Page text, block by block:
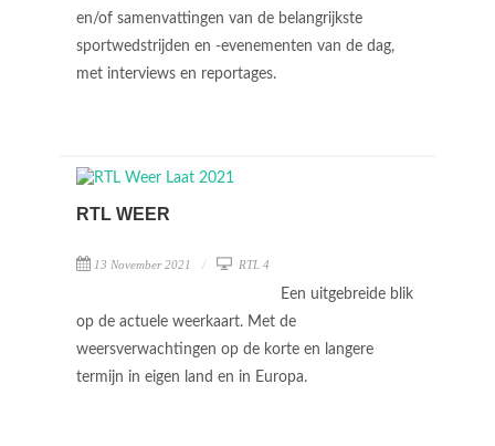
en/of samenvattingen van de belangrijkste
sportwedstrijden en -evenementen van de dag,
met interviews en reportages.
RTL WEER
13 November 2021 RTL 4
Een uitgebreide blik
op de actuele weerkaart. Met de
weersverwachtingen op de korte en langere
termijn in eigen land en in Europa.